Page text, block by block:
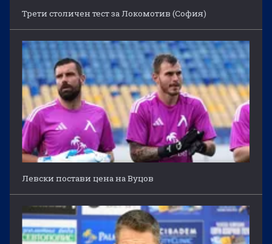
Трети столичен тест за Локомотив (София)
Левски постави цена на Вуцов